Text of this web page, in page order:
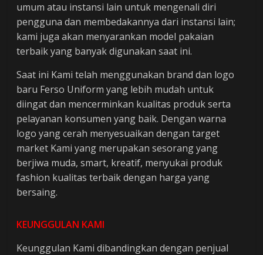
umum atau instansi lain untuk mengenali diri
pengguna dan membedakannya dari instansi lain;
kami juga akan menyarankan model pakaian
terbaik yang banyak digunakan saat ini.
Saat ini Kami telah menggunakan brand dan logo
baru Ferso Uniform yang lebih mudah untuk
diingat dan mencerminkan kualitas produk serta
pelayanan konsumen yang baik. Dengan warna
logo yang cerah menyesuaikan dengan target
market Kami yang merupakan sesorang yang
berjiwa muda, smart, kreatif, menyukai produk
fashion kualitas terbaik dengan harga yang
bersaing.
KEUNGGULAN KAMI
Keunggulan Kami dibandingkan dengan penjual